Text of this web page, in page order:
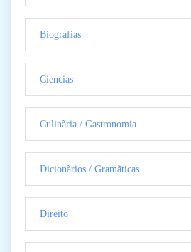
Biografias
Ciencias
Culinãria / Gastronomia
Dicionãrios / Gramãticas
Direito